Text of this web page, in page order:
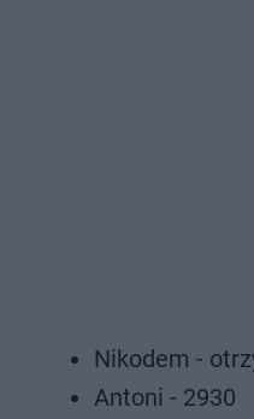
Nikodem -
Antoni - 2930